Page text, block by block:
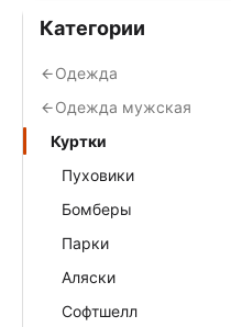
Категории
Одежда
Одежда мужская
Куртки
Пуховики
Бомберы
Парки
Аляски
Софтшелл